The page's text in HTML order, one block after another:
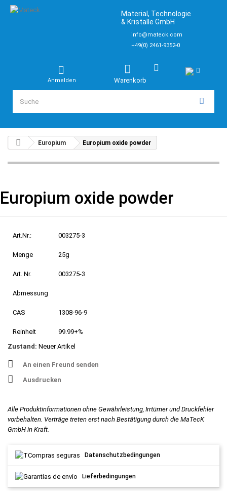
Material, Technologie
& Kristalle GmbH
info@mateck.com
+49(0) 2461-9352-0
Warenkorb
Anmelden
Europium Europium oxide powder
Europium oxide powder
Art.Nr.: 003275-3
Menge 25g
Art. Nr. 003275-3
Abmessung
CAS 1308-96-9
Reinheit
99.99+%
Zustand: Neuer Artikel
An einen Freund senden
Ausdrucken
Alle Produktinformationen ohne Gewährleistung, Irrtümer und Druckfehler
vorbehalten. Verträge treten erst nach Bestätigung durch die MaTecK
GmbH in Kraft.
Datenschutzbedingungen
Lieferbedingungen